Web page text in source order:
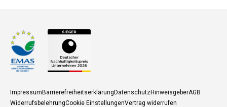
Zahlungsmethoden
ImpressumBarrierefreiheitserklärungDatenschutzHinweisgeberAGB
WiderrufsbelehrungCookie EinstellungenVertrag widerrufen